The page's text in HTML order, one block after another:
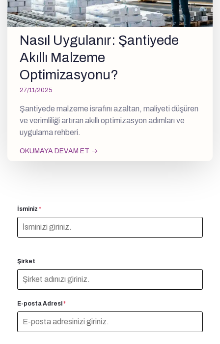
Nasıl Uygulanır: Şantiyede
Akıllı Malzeme
Optimizasyonu?
27/11/2025
Şantiyede malzeme israfını azaltan, maliyeti düşüren
ve verimliliği artıran akıllı optimizasyon adımları ve
uygulama rehberi.
OKUMAYA DEVAM ET
İsminiz *
Şirket
E-posta Adresi*